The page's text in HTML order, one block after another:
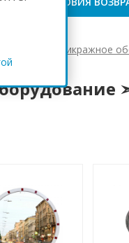
Антикражное
Анадырь